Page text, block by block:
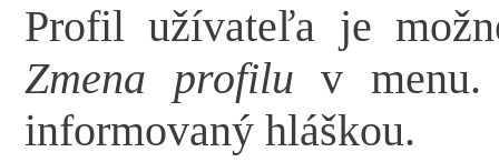
Profil užívateľa je
Zmena profilu v menu.
informovaný hláškou.